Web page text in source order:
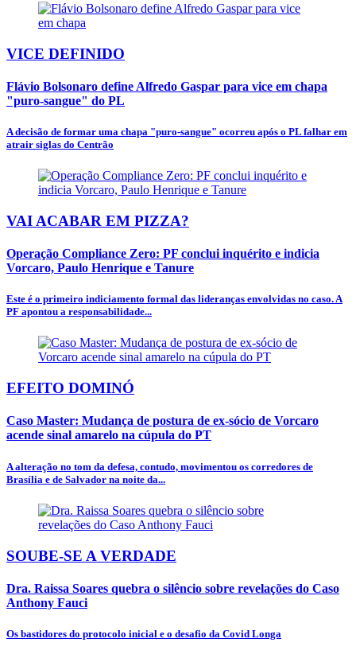
VICE DEFINIDO
Flávio Bolsonaro define Alfredo Gaspar para vice em chapa
"puro-sangue" do PL
A decisão de formar uma chapa "puro-sangue" ocorreu após o PL falhar em
atrair siglas do Centrão
VAI ACABAR EM PIZZA?
Operação Compliance Zero: PF conclui inquérito e indicia
Vorcaro, Paulo Henrique e Tanure
Este é o primeiro indiciamento formal das lideranças envolvidas no caso. A
PF apontou a responsabilidade...
EFEITO DOMINÓ
Caso Master: Mudança de postura de ex-sócio de Vorcaro
acende sinal amarelo na cúpula do PT
A alteração no tom da defesa, contudo, movimentou os corredores de
Brasília e de Salvador na noite da...
SOUBE-SE A VERDADE
Dra. Raissa Soares quebra o silêncio sobre revelações do Caso
Anthony Fauci
Os bastidores do protocolo inicial e o desafio da Covid Longa